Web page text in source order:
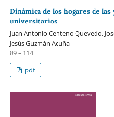
Dinámica de los hogares de
universitarios
Juan Antonio Centeno Quevedo,
Jesús Guzmán Acuña
89 – 114
pdf